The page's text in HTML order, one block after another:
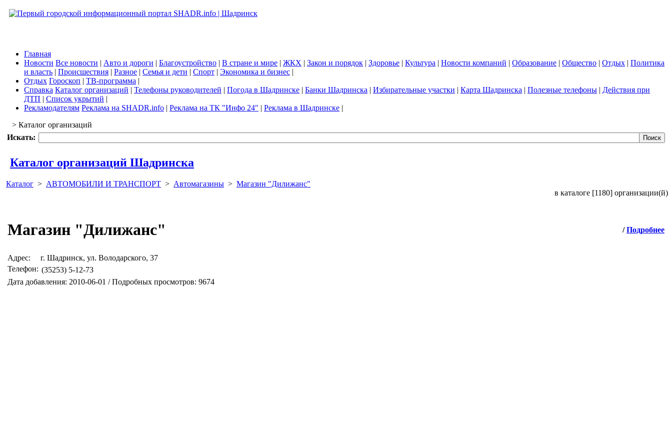
Главная
Новости Все новости | Авто и дороги | Благоустройство | В стране и мире | ЖКХ | Закон и порядок | Здоровье | Культура | Новости компаний | Образование | Общество | Отдых | Политика
и власть | Происшествия | Разное | Семья и дети | Спорт | Экономика и бизнес |
Отдых Гороскоп | ТВ-программа |
Справка Каталог организаций | Телефоны руководителей | Погода в Шадринске | Банки Шадринска | Избирательные участки | Карта Шадринска | Полезные телефоны | Действия при
ДТП | Список укрытий |
Рекламодателям Реклама на SHADR.info | Реклама на ТК "Инфо 24" | Реклама в Шадринске |
> Каталог организаций
Искать:
Каталог организаций Шадринска
Каталог > АВТОМОБИЛИ И ТРАНСПОРТ > Автомагазины > Магазин "Дилижанс"
в каталоге [1180] организации(й)
Магазин "Дилижанс" / Подробнее
Адрес:
г. Шадринск, ул. Володарского, 37
Телефон: (35253) 5-12-73
Дата добавления: 2010-06-01 / Подробных просмотров: 9674